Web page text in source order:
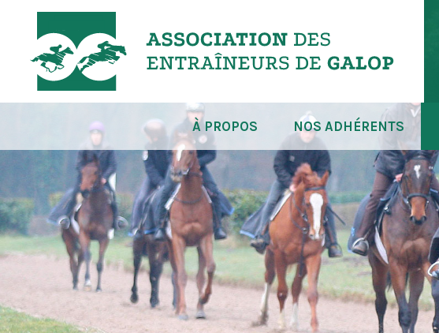
À PROPOS NOS ADHÉRENTS